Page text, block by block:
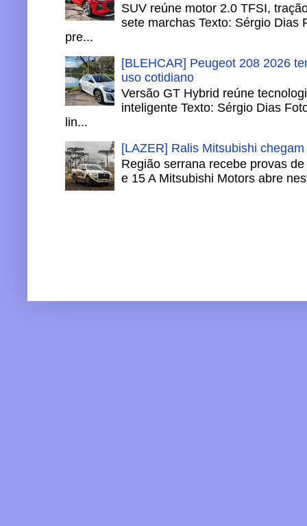
SUV reúne motor 2.0 TFSI,
sete marchas Texto: Sérgio Dias
pre...
[BLEHCAR] Peugeot 208 2026
uso cotidiano
Versão GT Hybrid reúne
inteligente Texto: Sérgio Dias
lin...
[LAZER] Ralis Mitsubishi
Região serrana recebe provas
e 15 A Mitsubishi Motors abre